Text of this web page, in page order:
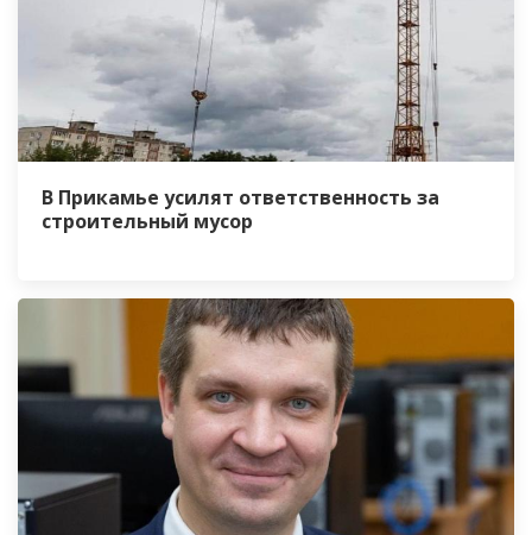
В Прикамье усилят ответственность за
строительный мусор